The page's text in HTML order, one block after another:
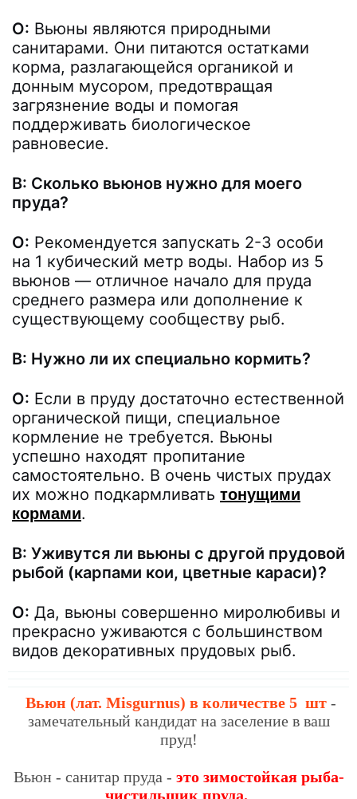
О: Вьюны являются природными
санитарами. Они питаются остатками
корма, разлагающейся органикой и
донным мусором, предотвращая
загрязнение воды и помогая
поддерживать биологическое
равновесие.
В: Сколько вьюнов нужно для моего
пруда?
О: Рекомендуется запускать 2-3 особи
на 1 кубический метр воды. Набор из 5
вьюнов — отличное начало для пруда
среднего размера или дополнение к
существующему сообществу рыб.
В: Нужно ли их специально кормить?
О: Если в пруду достаточно естественной
органической пищи, специальное
кормление не требуется. Вьюны
успешно находят пропитание
самостоятельно. В очень чистых прудах
их можно подкармливать тонущими
кормами.
В: Уживутся ли вьюны с другой прудовой
рыбой (карпами кои, цветные караси)?
О: Да, вьюны совершенно миролюбивы и
прекрасно уживаются с большинством
видов декоративных прудовых рыб.
Вьюн (лат. Misgurnus) в количестве 5 шт-
замечательный кандидат на заселение в ваш
пруд!
Вьюн - санитар пруда - это зимостойкая рыба-
чистильщик пруда.